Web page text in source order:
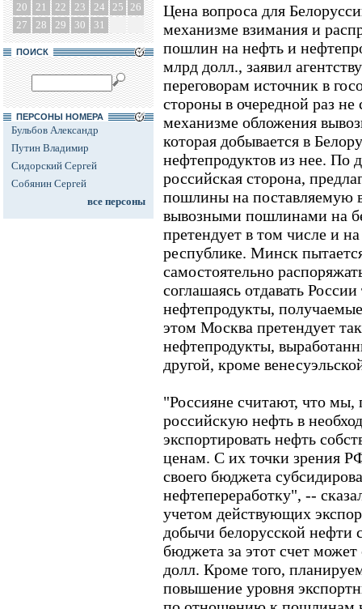
20
21 22 23 24 25 26
27
28 29 30 31
ПОИСК
ПЕРСОНЫ НОМЕРА
Бульбов Александр
Путин Владимир
Сидорский Сергей
Собянин Сергей
все персоны
Цена вопроса для
механизме взимания и
пошлин на нефть и
млрд долл., заявил
переговорам источник в
стороны в очередной раз не
механизме обложения
которая добывается в
нефтепродуктов из нее. По
российская сторона,
пошлины на поставляемую
вывозными пошлинами на
претендует в том числе и
республике. Минск
самостоятельно
соглашаясь отдавать
нефтепродукты,
этом Москва претендует
нефтепродукты,
другой, кроме
"Россияне считают, что
российскую нефть в
экспортировать нефть
ценам. С их точки зрения
своего бюджета
нефтепереработку", --
учетом действующих
добычи белорусской нефти
бюджета за этот счет
долл. Кроме того,
повышение уровня